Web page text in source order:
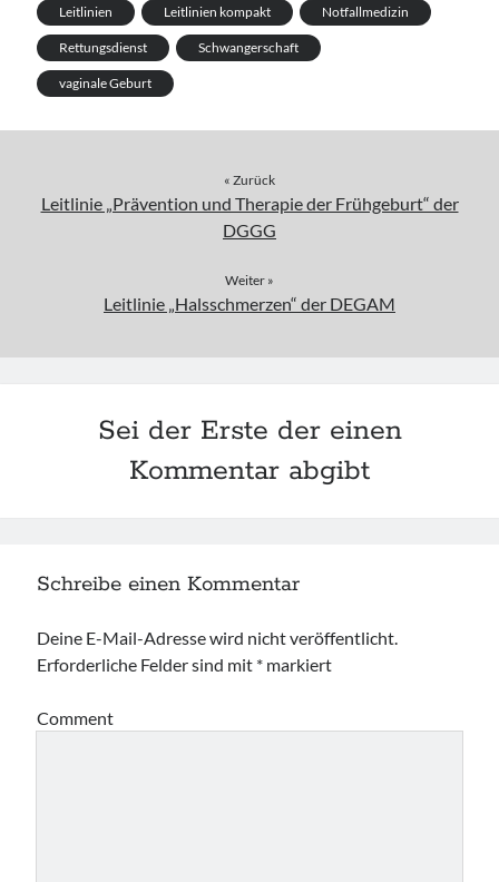
Leitlinien Leitlinien kompakt Notfallmedizin
Rettungsdienst Schwangerschaft
vaginale Geburt
« Zurück
Leitlinie „Prävention und Therapie der Frühgeburt“ der
DGGG
Weiter »
Leitlinie „Halsschmerzen“ der DEGAM
Sei der Erste der einen
Kommentar abgibt
Schreibe einen Kommentar
Deine E-Mail-Adresse wird nicht veröffentlicht.
Erforderliche Felder sind mit * markiert
Comment